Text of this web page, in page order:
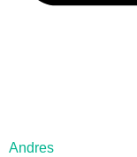
Andres